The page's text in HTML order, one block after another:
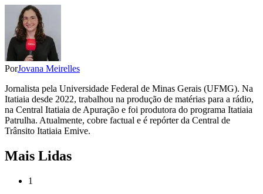
PorJovana Meirelles
Jornalista pela Universidade Federal de Minas Gerais (UFMG). Na
Itatiaia desde 2022, trabalhou na produção de matérias para a rádio,
na Central Itatiaia de Apuração e foi produtora do programa Itatiaia
Patrulha. Atualmente, cobre factual e é repórter da Central de
Trânsito Itatiaia Emive.
Mais Lidas
1